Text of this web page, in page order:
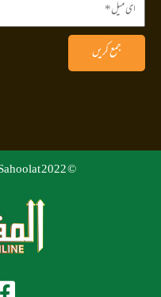
جمع کریں
© 2022 AL Mufti Online |